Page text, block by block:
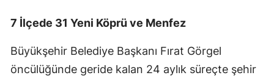
7 İlçede 31 Yeni Köprü ve Menfez
Büyükşehir Belediye Başkanı Fırat Görgel
öncülüğünde geride kalan 24 aylık süreçte şehir